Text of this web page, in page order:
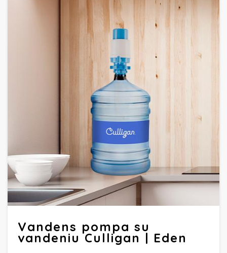
Vandens pompa su
vandeniu Culligan | Eden